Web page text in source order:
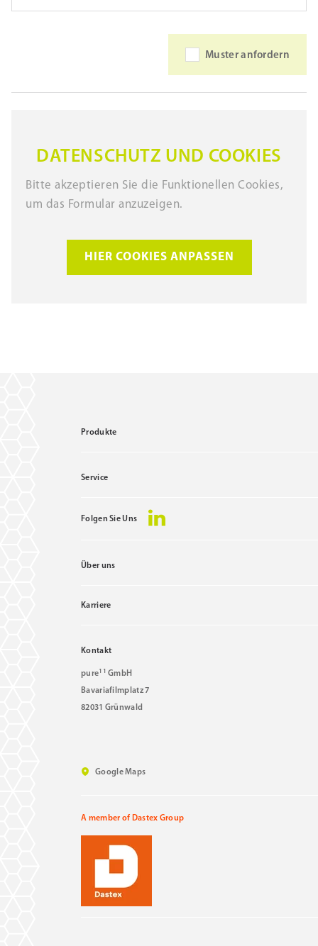
Muster anfordern
DATENSCHUTZ UND COOKIES
Bitte akzeptieren Sie die Funktionellen Cookies,
um das Formular anzuzeigen.
HIER COOKIES ANPASSEN
Produkte
Service
Folgen Sie Uns
Über uns
Karriere
Kontakt
pure11 GmbH
Bavariafilmplatz 7
82031 Grünwald
Google Maps
A member of Dastex Group